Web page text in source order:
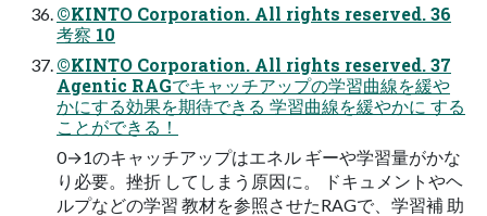
©KINTO Corporation. All rights reserved. 36
考察 10
©KINTO Corporation. All rights reserved. 37
Agentic RAGでキャッチアップの学習曲線を緩や
かにする効果を期待できる 学習曲線を緩やかに する
ことができる！
0→1のキャッチアップはエネル ギーや学習量がかな
り必要。挫折 してしまう原因に。 ドキュメントやヘ
ルプなどの学習 教材を参照させたRAGで、学習補 助